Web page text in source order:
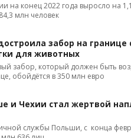
на конец 2022 года выросло на
млн человек
забор на границе
для животных
забор, который должен быть
обойдётся в 350 млн евро
и Чехии стал жертвой
службы Польши, с конца